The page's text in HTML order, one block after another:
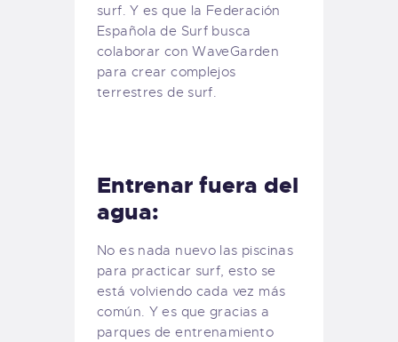
surf. Y es que la Federación
Española de Surf busca
colaborar con WaveGarden
para crear complejos
terrestres de surf.
Entrenar fuera del
agua:
No es nada nuevo las piscinas
para practicar surf, esto se
está volviendo cada vez más
común. Y es que gracias a
parques de entrenamiento